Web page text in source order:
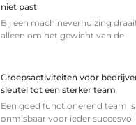
niet past
Bij een machineverhuizing
alleen om het gewicht van de
Groepsactiviteiten voor
sleutel tot een sterker team
Een goed functionerend team is
onmisbaar voor ieder succesvol